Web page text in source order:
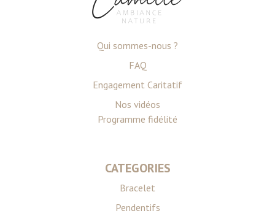
ou qu'ils ont collectées lors de votre utilisation de leurs
Qui sommes-nous ?
FAQ
Engagement Caritatif
Nos vidéos
Programme fidélité
CATEGORIES
Bracelet
Pendentifs